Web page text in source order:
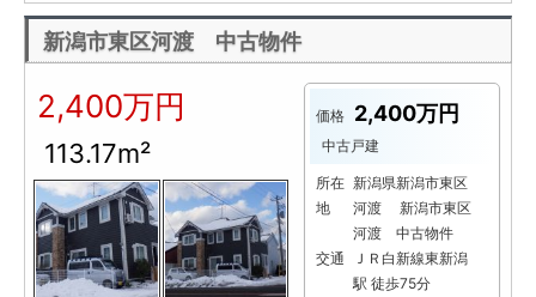
新潟市東区河渡 中古物件
2,400万円
113.17m²
価格 2,400万円
中古戸建
所在
地
新潟県新潟市東区
河渡 新潟市東区
河渡 中古物件
交通
ＪＲ白新線東新潟
駅 徒歩75分